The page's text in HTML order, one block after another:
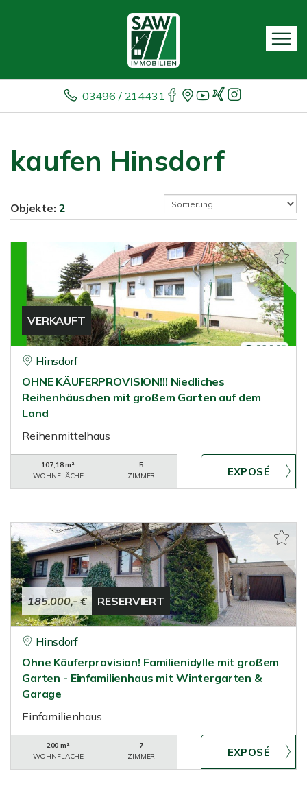
03496 / 214431
kaufen Hinsdorf
Objekte: 2
VERKAUFT
Hinsdorf
OHNE KÄUFERPROVISION!!! Niedliches
Reihenhäuschen mit großem Garten auf dem
Land
Reihenmittelhaus
107,18 m²
WOHNFLÄCHE
5
ZIMMER
185.000,- € RESERVIERT
Hinsdorf
Ohne Käuferprovision! Familienidylle mit großem
Garten - Einfamilienhaus mit Wintergarten &
Garage
Einfamilienhaus
200 m²
WOHNFLÄCHE
7
ZIMMER